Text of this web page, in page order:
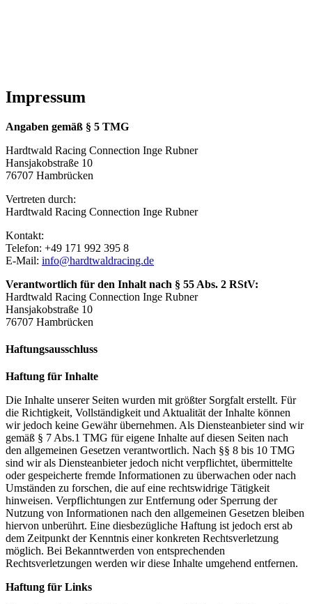
Impressum
Angaben gemäß § 5 TMG
Hardtwald Racing Connection Inge Rubner
Hansjakobstraße 10
76707 Hambrücken
Vertreten durch:
Hardtwald Racing Connection Inge Rubner
Kontakt:
Telefon: +49 171 992 395 8
E-Mail: info@hardtwaldracing.de
Verantwortlich für den Inhalt nach § 55 Abs. 2 RStV:
Hardtwald Racing Connection Inge Rubner
Hansjakobstraße 10
76707 Hambrücken
Haftungsausschluss
Haftung für Inhalte
Die Inhalte unserer Seiten wurden mit größter Sorgfalt erstellt. Für
die Richtigkeit, Vollständigkeit und Aktualität der Inhalte können
wir jedoch keine Gewähr übernehmen. Als Diensteanbieter sind wir
gemäß § 7 Abs.1 TMG für eigene Inhalte auf diesen Seiten nach
den allgemeinen Gesetzen verantwortlich. Nach §§ 8 bis 10 TMG
sind wir als Diensteanbieter jedoch nicht verpflichtet, übermittelte
oder gespeicherte fremde Informationen zu überwachen oder nach
Umständen zu forschen, die auf eine rechtswidrige Tätigkeit
hinweisen. Verpflichtungen zur Entfernung oder Sperrung der
Nutzung von Informationen nach den allgemeinen Gesetzen bleiben
hiervon unberührt. Eine diesbezügliche Haftung ist jedoch erst ab
dem Zeitpunkt der Kenntnis einer konkreten Rechtsverletzung
möglich. Bei Bekanntwerden von entsprechenden
Rechtsverletzungen werden wir diese Inhalte umgehend entfernen.
Haftung für Links